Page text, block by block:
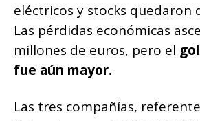
eléctricos y stocks quedaron
Las pérdidas económicas
millones de euros, pero el
fue aún mayor.
Las tres compañías,